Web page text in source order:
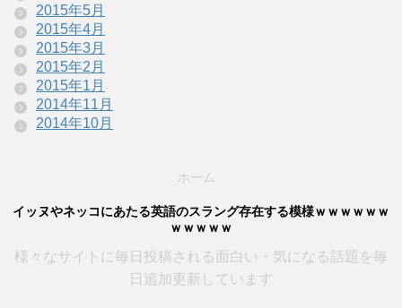
2015年5月
2015年4月
2015年3月
2015年2月
2015年1月
2014年11月
2014年10月
ホーム
イッヌやネッコにあたる英語のスラング存在する模様ｗｗｗｗｗｗ
ｗｗｗｗｗ
様々なサイトに毎日投稿される面白い・気になる話題を毎
日追加更新しています